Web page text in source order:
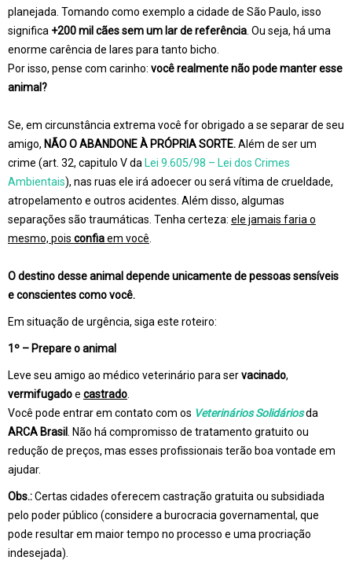
planejada. Tomando como exemplo a cidade de São Paulo, isso
significa +200 mil cães sem um lar de referência . Ou seja, há uma
enorme carência de lares para tanto bicho.
Por isso, pense com carinho: você realmente não pode manter esse
animal?
Se, em circunstância extrema você for obrigado a se separar de seu
amigo, NÃO O ABANDONE À PRÓPRIA SORTE.Além de ser um
crime (art. 32, capitulo V da Lei 9.605/98 – Lei dos Crimes
Ambientais), nas ruas ele irá adoecer ou será vítima de crueldade,
atropelamento e outros acidentes. Além disso, algumas
separações são traumáticas. Tenha certeza: ele jamais faria o
mesmo, pois confiaem você
O destino desse animal depende unicamente de pessoas sensíveis
e conscientes como você.
Em situação de urgência, siga este roteiro:
1º – Prepare o animal
Leve seu amigo ao médico veterinário para servacinado,
vermifugadoe castrado
Você pode entrar em contato com os Veterinários Solidáriosda
ARCA Brasil . Não há compromisso de tratamento gratuito ou
redução de preços, mas esses profissionais terão boa vontade em
ajudar.
Obs.:Certas cidades oferecem castração gratuita ou subsidiada
pelo poder público (considere a burocracia governamental, que
pode resultar em maior tempo no processo e uma procriação
indesejada).